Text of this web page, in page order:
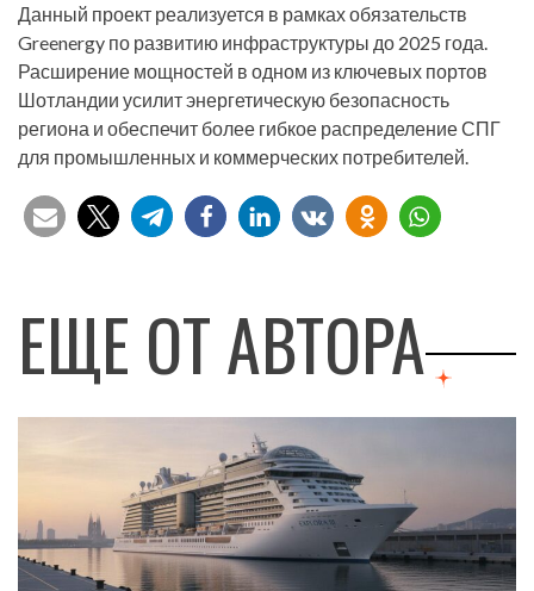
Данный проект реализуется в рамках обязательств
Greenergy по развитию инфраструктуры до 2025 года.
Расширение мощностей в одном из ключевых портов
Шотландии усилит энергетическую безопасность
региона и обеспечит более гибкое распределение СПГ
для промышленных и коммерческих потребителей.
ЕЩЕ ОТ АВТОРА